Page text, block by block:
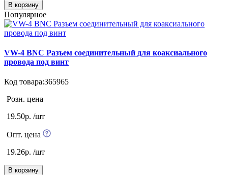
В корзину
Популярное
VW-4 BNC Разъем соединительный для коаксиального
провода под винт
Код товара:365965
Розн. цена
19.50р. /шт
Опт. цена
19.26р. /шт
В корзину